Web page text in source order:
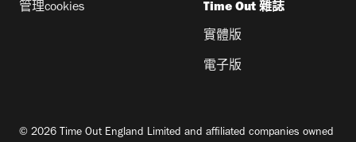
管理cookies Time Out 雜誌
實體版
電子版
© 2026 Time Out England Limited and affiliated companies owned